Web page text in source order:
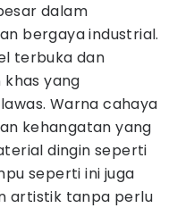
dalam
bergaya industrial.
terbuka dan
yang
Warna cahaya
kehangatan yang
dingin seperti
seperti ini juga
artistik tanpa perlu